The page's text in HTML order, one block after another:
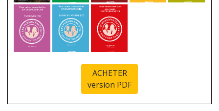
ACHETER
version PDF